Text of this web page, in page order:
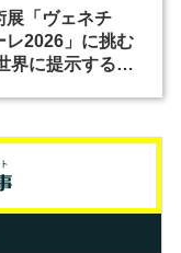
展「ヴェネチ
レ2026」に挑む
界に提示する美